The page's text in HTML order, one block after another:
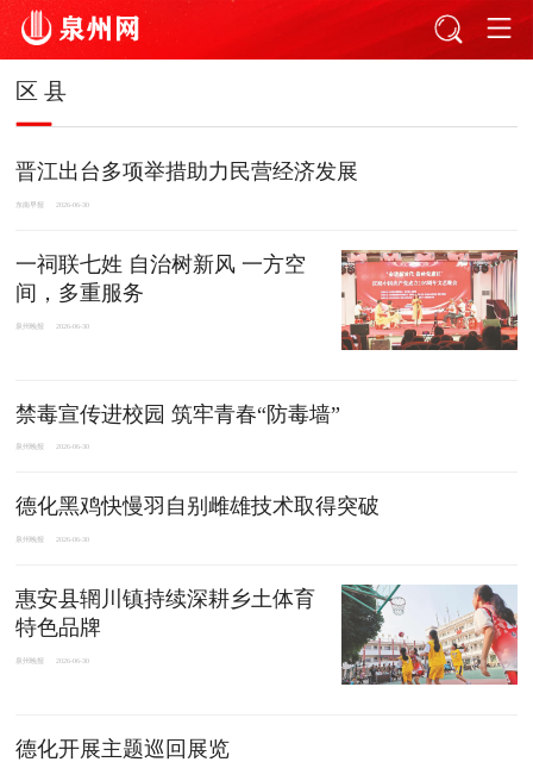
区 县
晋江出台多项举措助力民营经济发展
东南早报 2026-06-30
一祠联七姓 自治树新风 一方空
间，多重服务
泉州晚报 2026-06-30
禁毒宣传进校园 筑牢青春“防毒墙”
泉州晚报 2026-06-30
德化黑鸡快慢羽自别雌雄技术取得突破
泉州晚报 2026-06-30
惠安县辋川镇持续深耕乡土体育
特色品牌
泉州晚报 2026-06-30
德化开展主题巡回展览